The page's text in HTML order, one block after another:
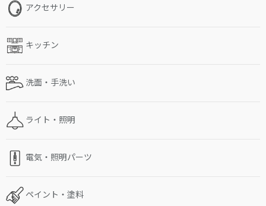
アクセサリー
キッチン
洗面・手洗い
ライト・照明
電気・照明パーツ
ペイント・塗料